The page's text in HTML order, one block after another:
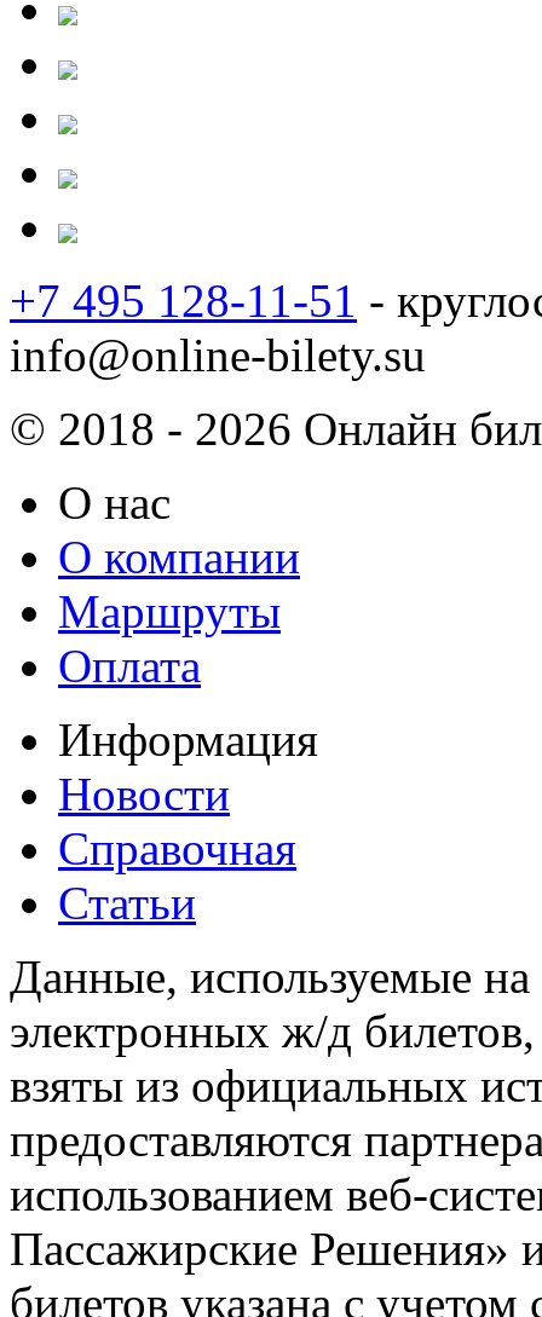
+7 495 128-11-51 -
info@online-bilety.su
© 2018 - 2026 Онлайн
О нас
О компании
Маршруты
Оплата
Информация
Новости
Справочная
Статьи
Данные, используемые на
электронных ж/д
взяты из официальных
предоставляются
использованием веб-
Пассажирские
билетов указана с